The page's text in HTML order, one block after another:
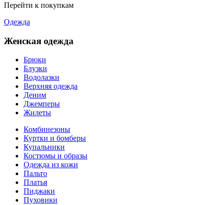
Перейти к покупкам
Одежда
Женская одежда
Брюки
Блузки
Водолазки
Верхняя одежда
Деним
Джемперы
Жилеты
Комбинезоны
Куртки и бомберы
Купальники
Костюмы и образы
Одежда из кожи
Пальто
Платья
Пиджаки
Пуховики